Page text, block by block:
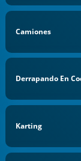
Camiones
Derrapando En
Karting